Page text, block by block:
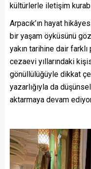
kültürlerle iletişim
Arpacık’ın hayat
bir yaşam öyküsünü
yakın tarihine dair
cezaevi yıllarındaki
gönüllülüğüyle dikkat
yazarlığıyla da
aktarmaya devam